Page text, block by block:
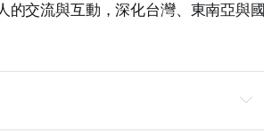
的交流與互動，深化台灣、東南亞與國